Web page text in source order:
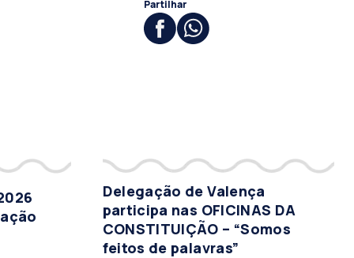
Partilhar
Delegação de Valença
participa nas OFICINAS DA
CONSTITUIÇÃO – “Somos
feitos de palavras”